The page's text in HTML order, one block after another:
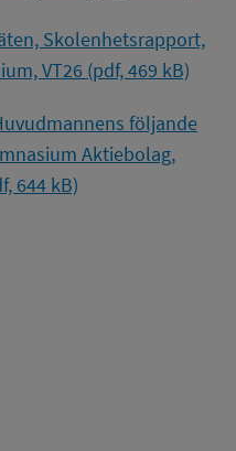
Skolenhetsrapport,
VT26 (pdf, 469 kB)
följande
Aktiebolag,
644 kB)